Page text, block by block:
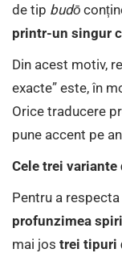
de tip budō
printr-un singur
Din acest motiv,
exacte” este, în
Orice traducere
pune accent pe
Cele trei variante
Pentru a
profunzimea
mai jos trei tipuri